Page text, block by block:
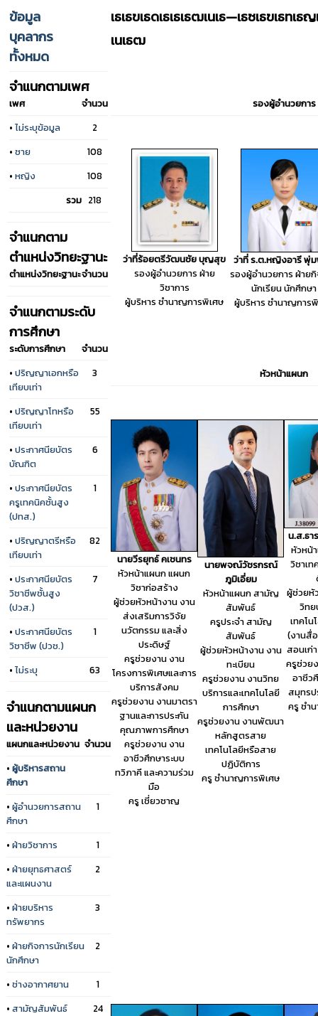
ข้อมูล
บุคลากร
ทั้งหมด
จำแนกตามเพศ
เพศ
จำนวน
• ไม่ระบุข้อมูล
2
• ชาย
108
• หญิง
108
รวม 218
จำแนกตาม
ตำแหน่งวิทยะฐานะ
ตำแหน่งวิทยะฐานะจำนวน
จำแนกตามระดับ
การศึกษา
ระดับการศึกษา
จำนวน
• ปริญญาเอกหรือ
เทียบเท่า
3
• ปริญญาโทหรือ
เทียบเท่า
55
• ประกาศนียบัตร
บัณฑิต
6
• ประกาศนียบัตร
ครูเทคนิคชั้นสูง
(ปทส.)
1
• ปริญญาตรีหรือ
เทียบเท่า
82
• ประกาศนียบัตร
วิชาชีพชั้นสูง
(ปวส.)
7
• ประกาศนียบัตร
วิชาชีพ (ปวช.)
1
• ไม่ระบุ 63
จำแนกตามแผนก
และหน่วยงาน
แผนกและหน่วยงาน จำนวน
• ผู้บริหารสถาน
ศึกษา
• ผู้อำนวยการสถาน
ศึกษา
1
• ฝ่ายวิชาการ
1
• ฝ่ายยุทธศาสตร์
และแผนงาน
2
• ฝ่ายบริหาร
ทรัพยากร
3
• ฝ่ายกิจการนักเรียน
นักศึกษา
2
• ช่างอากาศยาน
1
• สามัญสัมพันธ์
24
เธเธฃเธดเธเธเธฒเนเธ—เธซเธฃเธทเ
เนเธฒ
รองผู้อำนวยการ
ว่าที่ร้อยตรีวัฒนชัย บุญสุข
รองผู้อำนวยการ ฝ่าย
วิชาการ
ผู้บริหาร ชำนาญการพิเศษ
ว่าที่ ร.ต.หญิงอารี พุ่
รองผู้อำนวยการ ฝ่าย
นักเรียน นักศึกษา
ผู้บริหาร ชำนาญการ
หัวหน้าแผนก
นายวีรยุทธ์ คเชนทร
หัวหน้าแผนก แผนก
วิชาก่อสร้าง
ผู้ช่วยหัวหน้างาน งาน
ส่งเสริมการวิจัย
นวัตกรรม และสิ่ง
ประดิษฐ์
ครูช่วยงาน งาน
โครงการพิเศษและการ
บริการสังคม
ครูช่วยงาน งานมาตรา
ฐานและการประกัน
คุณภาพการศึกษา
ครูช่วยงาน งาน
อาชีวศึกษาระบบ
ทวิภาคี และความร่วม
มือ
ครู เชี่ยวชาญ
นายพจณ์วัชรกรณ์
ภูมิเอี่ยม
หัวหน้าแผนก สามัญ
สัมพันธ์
ครูประจำ สามัญ
สัมพันธ์
ผู้ช่วยหัวหน้างาน งาน
ทะเบียน
ครูช่วยงาน งานวิทย
บริการและเทคโนโลยี
การศึกษา
ครูช่วยงาน งานพัฒนา
หลักสูตรสาย
เทคโนโลยีหรือสาย
ปฏิบัติการ
ครู ชำนาญการพิเศษ
น.ส.ธา
หัวหน้
วิชาเท
ผู้ช่วยหั
วิทย
เทคโน
(งานสื่
สอนเก่
ครูช่วย
อาชีว
สมุทรป
ครู ชำ